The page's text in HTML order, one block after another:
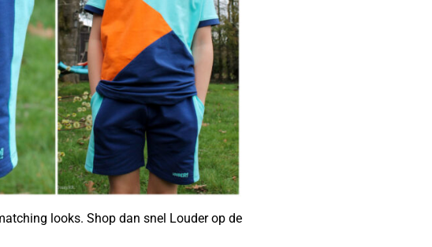
looks. Shop dan snel Louder op de